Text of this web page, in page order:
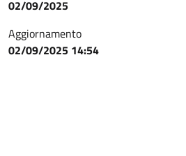
02/09/2025
Aggiornamento
02/09/2025 14:54